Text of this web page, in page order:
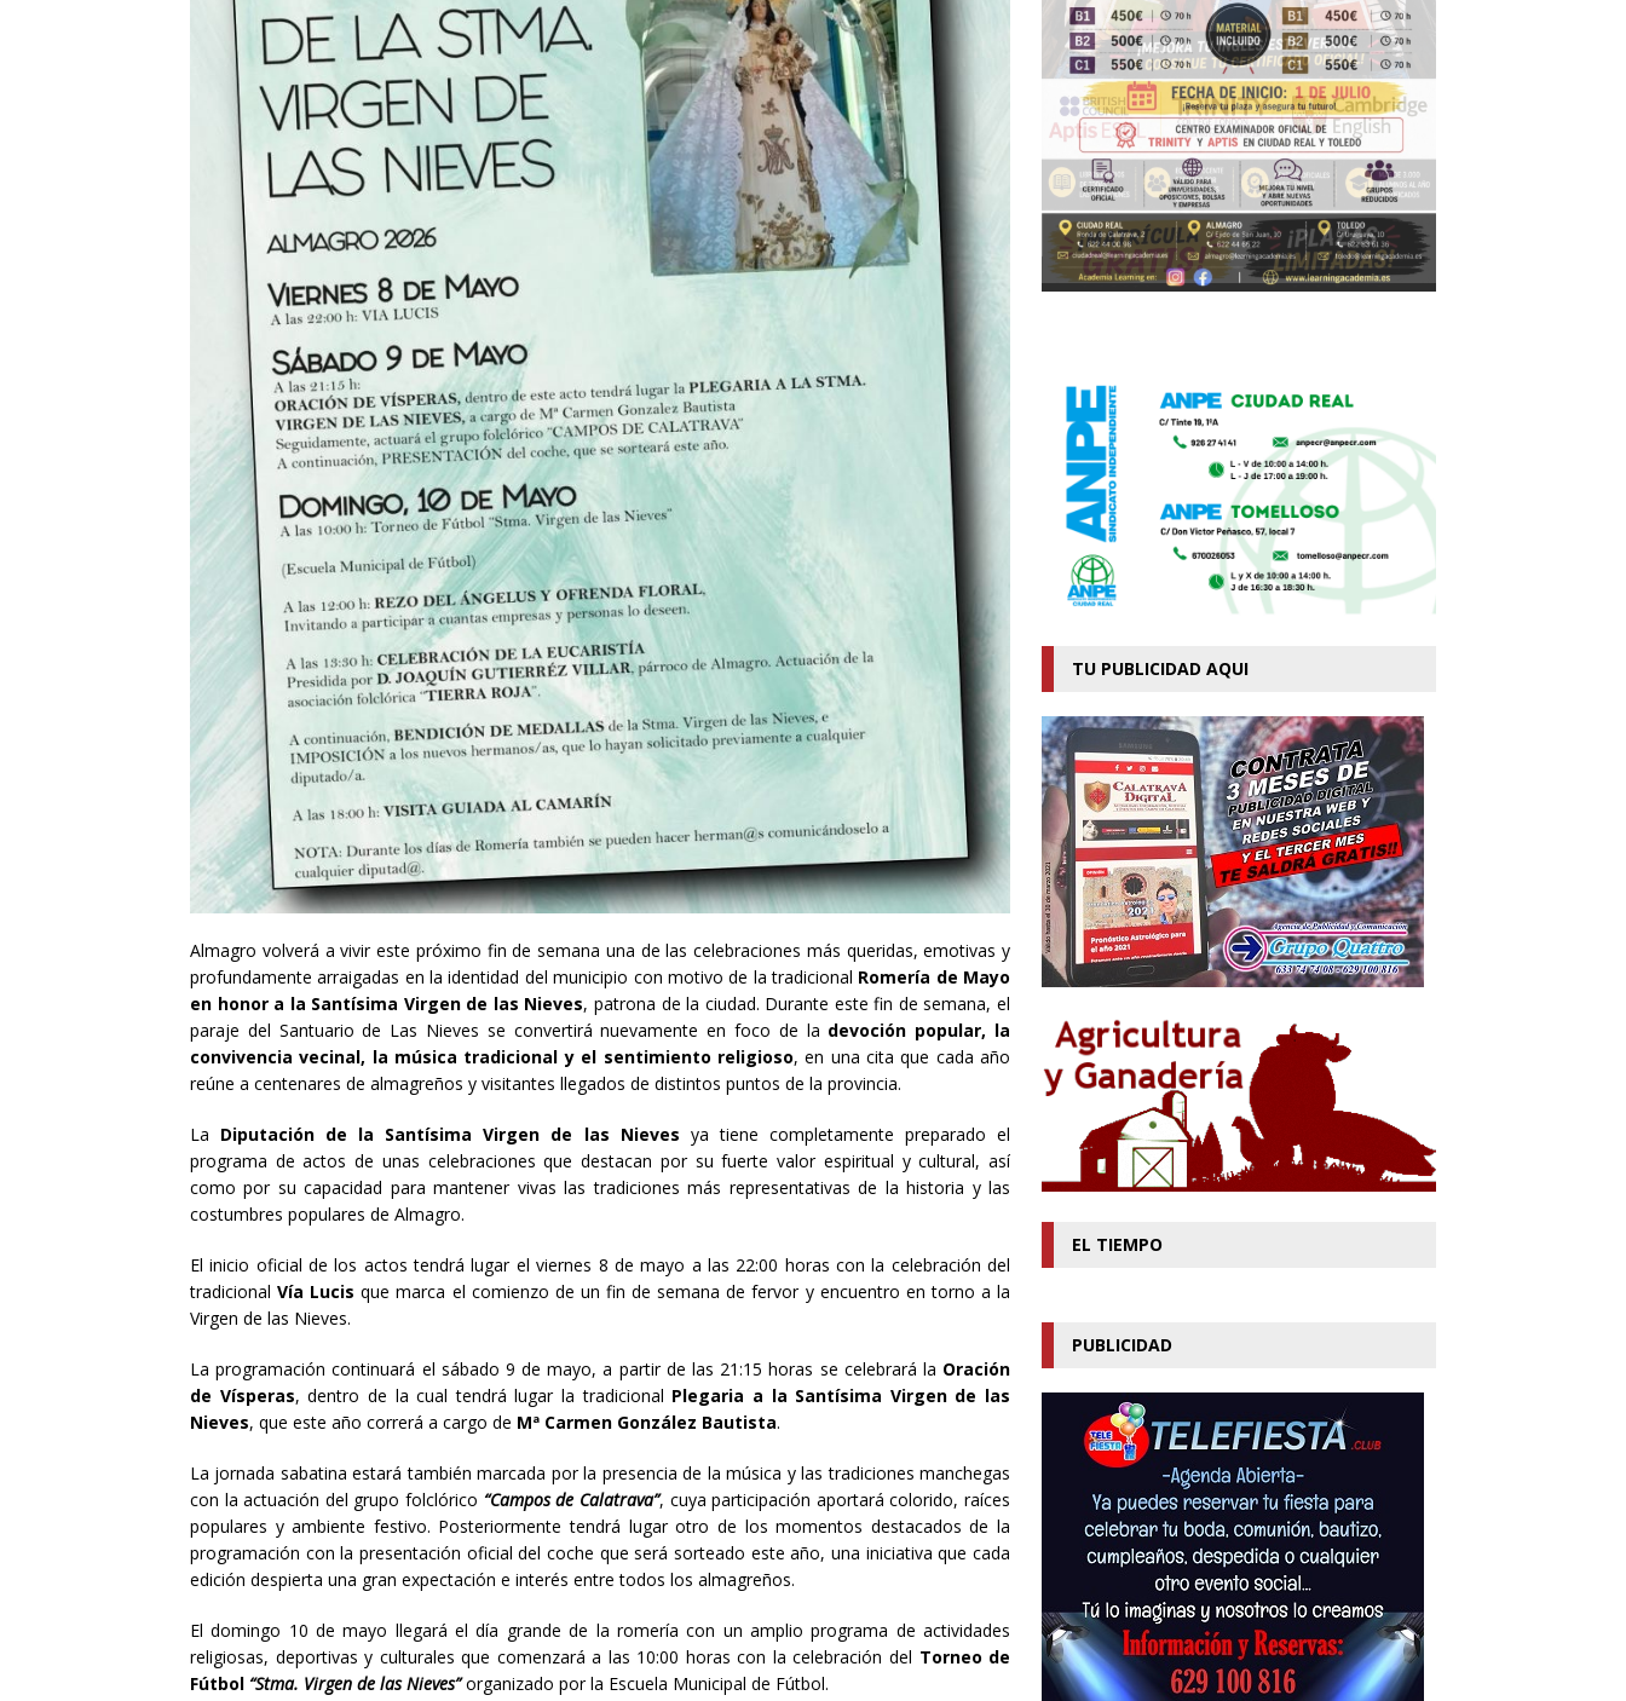
Almagro volverá a vivir este próximo fin de semana una de las celebraciones más queridas, emotivas y
profundamente arraigadas en la identidad del municipio con motivo de la tradicional Romería de Mayo
en honor a la Santísima Virgen de las Nieves, patrona de la ciudad. Durante este fin de semana, el
paraje del Santuario de Las Nieves se convertirá nuevamente en foco de la devoción popular, la
convivencia vecinal, la música tradicional y el sentimiento religioso, en una cita que cada año
reúne a centenares de almagreños y visitantes llegados de distintos puntos de la provincia.
La Diputación de la Santísima Virgen de las Nieves ya tiene completamente preparado el
programa de actos de unas celebraciones que destacan por su fuerte valor espiritual y cultural, así
como por su capacidad para mantener vivas las tradiciones más representativas de la historia y las
costumbres populares de Almagro.
El inicio oficial de los actos tendrá lugar el viernes 8 de mayo a las 22:00 horas con la celebración del
tradicionalVía Lucisque marca el comienzo de un fin de semana de fervor y encuentro en torno a la
Virgen de las Nieves.
La programación continuará el sábado 9 de mayo, a partir de las 21:15 horas se celebrará la Oración
de Vísperas, dentro de la cual tendrá lugar la tradicional Plegaria a la Santísima Virgen de las
Nieves, que este año correrá a cargo de Mª Carmen González Bautista.
La jornada sabatina estará también marcada por la presencia de la música y las tradiciones manchegas
con la actuación del grupo folclórico “Campos de Calatrava”, cuya participación aportará colorido, raíces
populares y ambiente festivo. Posteriormente tendrá lugar otro de los momentos destacados de la
programación con la presentación oficial del coche que será sorteado este año, una iniciativa que cada
edición despierta una gran expectación e interés entre todos los almagreños.
El domingo 10 de mayo llegará el día grande de la romería con un amplio programa de actividades
religiosas, deportivas y culturales que comenzará a las 10:00 horas con la celebración del Torneo de
Fútbol “Stma. Virgen de las Nieves”organizado por la Escuela Municipal de Fútbol.
TU PUBLICIDAD AQUI
EL TIEMPO
PUBLICIDAD